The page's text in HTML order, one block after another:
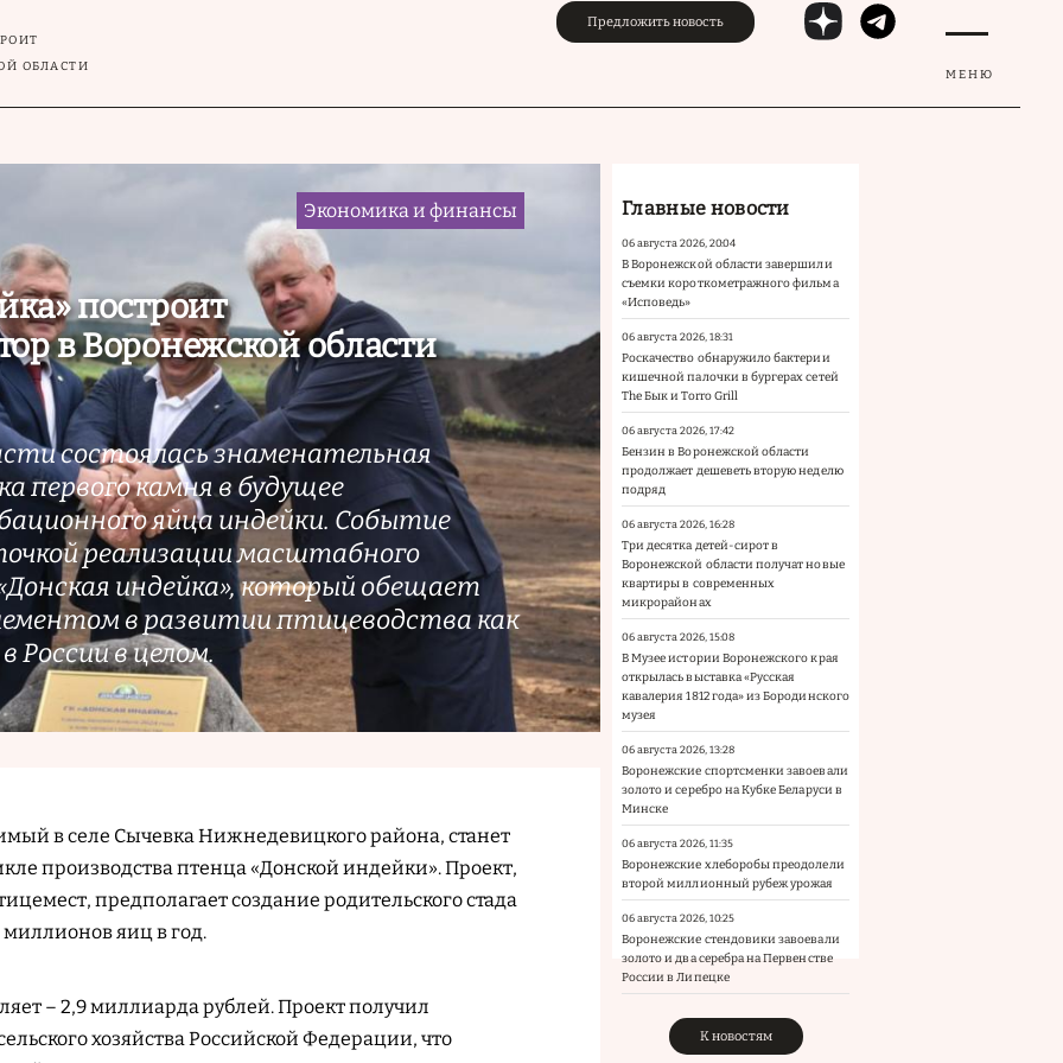
МЕНЮ
ОБЛАСТИ
Предложить новость
Экономика и финансы
построит
в Воронежской области
состоялась знаменательная
первого камня в будущее
яйца индейки. Событие
реализации масштабного
индейка», который обещает
в развитии птицеводства как
России в целом.
в селе Сычевка Нижнедевицкого района, станет
производства птенца «Донской индейки». Проект,
предполагает создание родительского стада
яиц в год.
– 2,9 миллиарда рублей. Проект получил
хозяйства Российской Федерации, что
Главные новости
06 августа 2026, 20:04
В Воронежской области завершили
съемки короткометражного фильма
«Исповедь»
06 августа 2026, 18:31
Роскачество обнаружило бактерии
кишечной палочки в бургерах сетей
The Бык и Torro Grill
06 августа 2026, 17:42
Бензин в Воронежской области
продолжает дешеветь вторую неделю
подряд
06 августа 2026, 16:28
Три десятка детей-сирот в
Воронежской области получат новые
квартиры в современных
микрорайонах
06 августа 2026, 15:08
В Музее истории Воронежского края
открылась выставка «Русская
кавалерия 1812 года» из Бородинского
музея
06 августа 2026, 13:28
Воронежские спортсменки завоевали
золото и серебро на Кубке Беларуси в
Минске
06 августа 2026, 11:35
Воронежские хлеборобы преодолели
второй миллионный рубеж урожая
06 августа 2026, 10:25
Воронежские стендовики завоевали
золото и два серебра на Первенстве
России в Липецке
К новостям